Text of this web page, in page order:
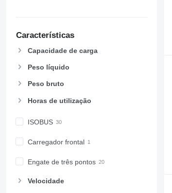
Características
Capacidade de carga
Peso líquido
Peso bruto
Horas de utilização
ISOBUS
Carregador frontal
Engate de três pontos
Velocidade